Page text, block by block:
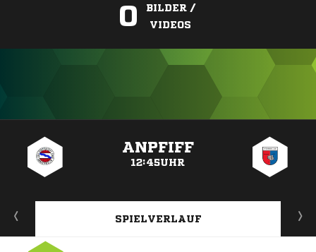
0
BILDER /
VIDEOS
ANPFIFF
12:45UHR
SPIELVERLAUF